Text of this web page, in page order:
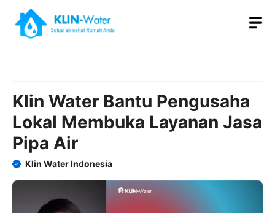
content
Klin Water Bantu Pengusaha
Lokal Membuka Layanan Jasa
Pipa Air
Klin Water Indonesia